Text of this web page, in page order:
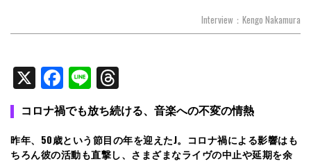
Interview：Kengo Nakamura
X Facebook
Line
コロナ禍でも放ち続ける、音楽への不変の情熱
昨年、50歳という節目の年を迎えたJ。コロナ禍による影響はも
ちろん彼の活動も直撃し、さまざまなライヴの中止や延期を余